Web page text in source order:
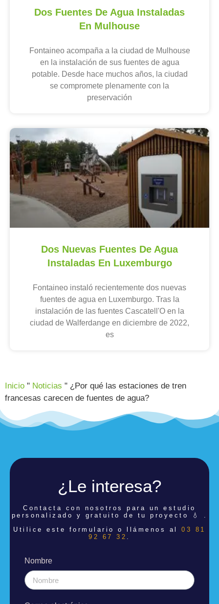
Dos Fuentes De Agua Instaladas
En Mulhouse
Fontaineo acompaña a la ciudad de Mulhouse
en la instalación de sus fuentes de agua
potable. Desde hace muchos años, la ciudad
se compromete plenamente con la
preservación
Dos Nuevas Fuentes De Agua
Instaladas En Luxemburgo
Fontaineo instaló recientemente dos nuevas
fuentes de agua en Luxemburgo. Tras la
instalación de las fuentes Cascatell'O en la
ciudad de Walferdange en diciembre de 2022,
es
Inicio " Noticias " ¿Por qué las estaciones de tren
francesas carecen de fuentes de agua?
¿Le interesa?
Contacta con nosotros para un estudio
personalizado y gratuito de tu proyecto 💧 .
Utilice este formulario o llámenos al03 81
92 67 32 .
Nombre